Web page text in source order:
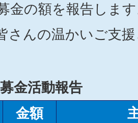
金の額を報告しま
さんの温かいご支
金活動報告
金額